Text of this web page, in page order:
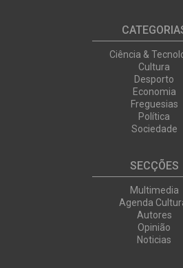
Ciência &
Cultura
Desporto
Economia
Freguesias
Política
Sociedade
SECÇÕES
Multimedia
Agenda
Autores
Opinião
Noticias